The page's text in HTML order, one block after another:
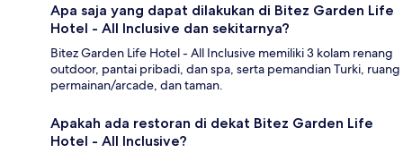
Apa saja yang dapat dilakukan di Bitez Garden Life
Hotel - All Inclusive dan sekitarnya?
Bitez Garden Life Hotel - All Inclusive memiliki 3 kolam renang
outdoor, pantai pribadi, dan spa, serta pemandian Turki, ruang
permainan/arcade, dan taman.
Apakah ada restoran di dekat Bitez Garden Life
Hotel - All Inclusive?